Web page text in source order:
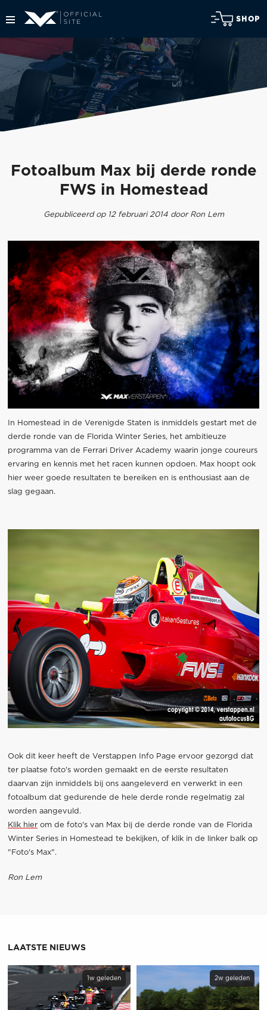
SHOP
Fotoalbum Max bij derde ronde
FWS in Homestead
Gepubliceerd op 12 februari 2014 door Ron Lem
In Homestead in de Verenigde Staten is inmiddels gestart met de
derde ronde van de Florida Winter Series, het ambitieuze
programma van de Ferrari Driver Academy waarin jonge coureurs
ervaring en kennis met het racen kunnen opdoen. Max hoopt ook
hier weer goede resultaten te bereiken en is enthousiast aan de
slag gegaan.
Ook dit keer heeft de Verstappen Info Page ervoor gezorgd dat
ter plaatse foto's worden gemaakt en de eerste resultaten
daarvan zijn inmiddels bij ons aangeleverd en verwerkt in een
fotoalbum dat gedurende de hele derde ronde regelmatig zal
worden aangevuld.
Klik hierom de foto's van Max bij de derde ronde van de Florida
Winter Series in Homestead te bekijken, of klik in de linker balk op
"Foto's Max".
Ron Lem
LAATSTE NIEUWS
1w geleden 2w geleden